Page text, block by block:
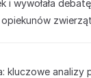
i wywołała
kluczowe analizy